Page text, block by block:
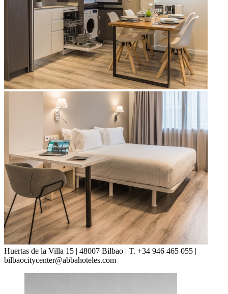
Huertas de la Villa 15 | 48007 Bilbao | T. +34 946 465 055 |
bilbaocitycenter@abbahoteles.com